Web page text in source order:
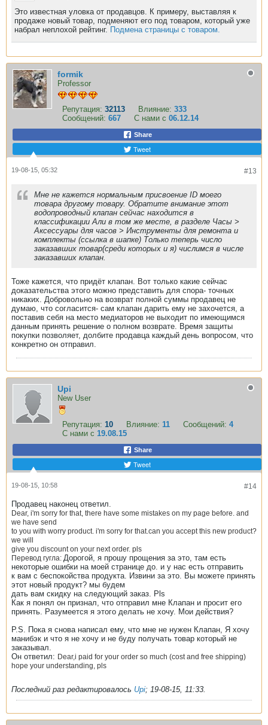
Это известная уловка от продавцов. К примеру, выставляя к
продаже новый товар, подменяют его под товаром, который уже
набрал неплохой рейтинг. Подмена страницы с товаром.
formik
Professor
Репутация: 32113 Влияние: 333
Сообщений: 667 С нами с 06.12.14
Share
Tweet
#13
19-08-15, 05:32
Мне не кажется нормальным присвоение ID моего
товара другому товару. Обратите внимание этот
водопроводный клапан сейчас находится в
классификации Али в том же месте, в разделе Часы >
Аксессуары для часов > Инструменты для ремонта и
комплекты (ссылка в шапке) Только теперь число
заказавших товар(среди которых и я) числимся в числе
заказавших клапан.
Тоже кажется, что придёт клапан. Вот только какие сейчас
доказательства этого можно представить для спора- точных
никаких. Добровольно на возврат полной суммы продавец не
думаю, что согласится- сам клапан дарить ему не захочется, а
поставив себя на место медиаторов не выходит по имеющимся
данным принять решение о полном возврате. Время защиты
покупки позволяет, долбите продавца каждый день вопросом, что
конкретно он отправил.
Upi
New User
Репутация: 10 Влияние: 11 Сообщений: 4
С нами с 19.08.15
Share
Tweet
#14
19-08-15, 10:58
Продавец наконец ответил.
Dear, i'm sorry for that, there have some mistakes on my page before. and
we have send
to you with worry product. i'm sorry for that.can you accept this new product?
we will
give you discount on your next order. pls
Перевод гугла: Дорогой, я прошу прощения за это, там есть
некоторые ошибки на моей странице до. и у нас есть отправить
к вам с беспокойства продукта. Извини за это. Вы можете принять
этот новый продукт? мы будем
дать вам скидку на следующий заказ. Pls
Как я понял он признал, что отправил мне Клапан и просит его
принять. Разумеется я этого делать не хочу. Мои действия?
P.S. Пока я снова написал ему, что мне не нужен Клапан, Я хочу
манибэк и что я не хочу и не буду получать товар который не
заказывал.
Он ответил: Dear,i paid for your order so much (cost and free shipping)
hope your understanding, pls
Последний раз редактировалось Upi; 19-08-15, 11:33